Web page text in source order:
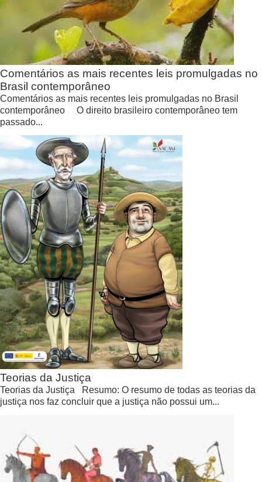
Comentários as mais recentes leis promulgadas no
Brasil contemporâneo
Comentários as mais recentes leis promulgadas no Brasil
contemporâneo O direito brasileiro contemporâneo tem
passado...
Teorias da Justiça
Teorias da Justiça Resumo: O resumo de todas as teorias da
justiça nos faz concluir que a justiça não possui um...